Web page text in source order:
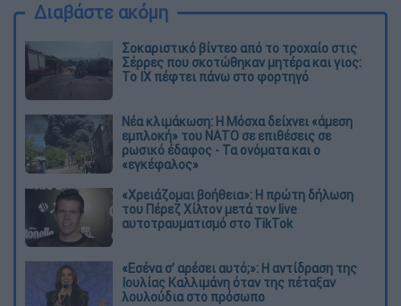
Διαβάστε ακόμη
Σοκαριστικό βίντεο από το τροχαίο στις
Σέρρες που σκοτώθηκαν μητέρα και γιος:
Το ΙΧ πέφτει πάνω στο φορτηγό
Νέα κλιμάκωση: Η Μόσχα δείχνει «άμεση
εμπλοκή» του ΝΑΤΟ σε επιθέσεις σε
ρωσικό έδαφος - Τα ονόματα και ο
«εγκέφαλος»
«Χρειάζομαι βοήθεια»: Η πρώτη δήλωση
του Πέρεζ Χίλτον μετά τον live
αυτοτραυματισμό στο TikTok
«Εσένα σ’ αρέσει αυτό;»: Η αντίδραση της
Ιουλίας Καλλιμάνη όταν της πέταξαν
λουλούδια στο πρόσωπο